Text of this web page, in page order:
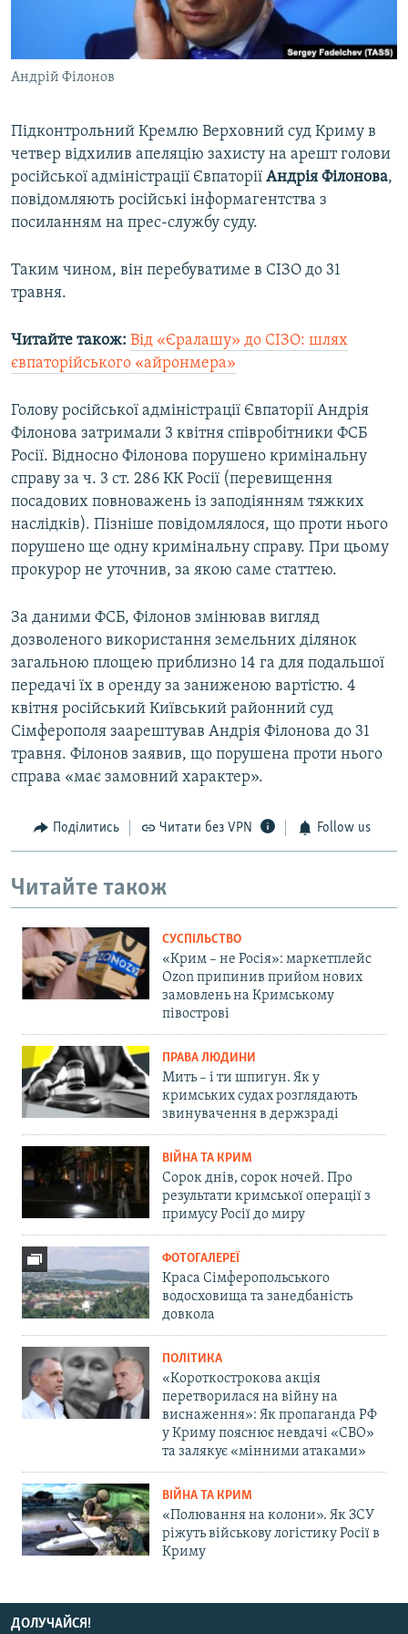
ВІДЕОУРОКИ «ELIFBE»
СВІДЧЕННЯ ОКУПАЦІЇ
УКРАЇНСЬКА ПРОБЛЕМА КРИМУ
Qırımtatar
Усі сайти RFE/RL
Андрій Філонов
Підконтрольний Кремлю Верховний суд Криму в
четвер відхилив апеляцію захисту на арешт голови
російської адміністрації Євпаторії Андрія Філонова,
повідомляють російські інформагентства з
посиланням на прес-службу суду.
Таким чином, він перебуватиме в СІЗО до 31
травня.
Читайте також: Від «Єралашу» до СІЗО: шлях
євпаторійського «айронмера»​
Голову російської адміністрації Євпаторії Андрія
Філонова затримали 3 квітня співробітники ФСБ
Росії. Відносно Філонова порушено кримінальну
справу за ч. 3 ст. 286 КК Росії (перевищення
посадових повноважень із заподіянням тяжких
наслідків). Пізніше повідомлялося, що проти нього
порушено ще одну кримінальну справу. При цьому
прокурор не уточнив, за якою саме статтею.
За даними ФСБ, Філонов змінював вигляд
дозволеного використання земельних ділянок
загальною площею приблизно 14 га для подальшої
передачі їх в оренду за заниженою вартістю. 4
квітня російський Київський районний суд
Сімферополя заарештував Андрія Філонова до 31
травня. Філонов заявив, що порушена проти нього
справа «має замовний характер».
Поділитись Читати без VPN Follow us
Читайте також
СУСПІЛЬСТВО
«Крим – не Росія»: маркетплейс
Ozon припинив прийом нових
замовлень на Кримському
півострові
ПРАВА ЛЮДИНИ
Мить – і ти шпигун. Як у
кримських судах розглядають
звинувачення в держзраді
ВІЙНА ТА КРИМ
Сорок днів, сорок ночей. Про
результати кримської операції з
примусу Росії до миру
ФОТОГАЛЕРЕЇ
Краса Сімферопольського
водосховища та занедбаність
довкола
ПОЛІТИКА
«Короткострокова акція
перетворилася на війну на
виснаження»: Як пропаганда РФ
у Криму пояснює невдачі «СВО»
та залякує «мінними атаками»
ВІЙНА ТА КРИМ
«Полювання на колони». Як ЗСУ
ріжуть військову логістику Росії в
Криму
ДОЛУЧАЙСЯ!